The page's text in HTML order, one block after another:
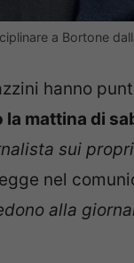
a Bortone
hanno
mattina di
sui
nel
alla